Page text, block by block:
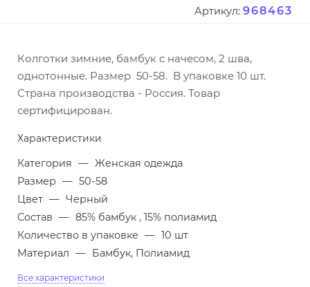
Артикул: 968463
Колготки зимние, бамбук с начесом, 2 шва,
однотонные. Размер 50-58. В упаковке 10 шт.
Страна производства - Россия. Товар
сертифицирован.
Характеристики
Категория — Женская одежда
Размер — 50-58
Цвет — Черный
Состав — 85% бамбук , 15% полиамид
Количество в упаковке — 10 шт
Материал — Бамбук, Полиамид
Все характеристики